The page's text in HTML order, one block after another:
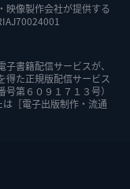
映像製作会社が提供する
書籍配信サービスが、
得た正規版配信サービス
第６０９１７１３号）
［電子出版制作・流通